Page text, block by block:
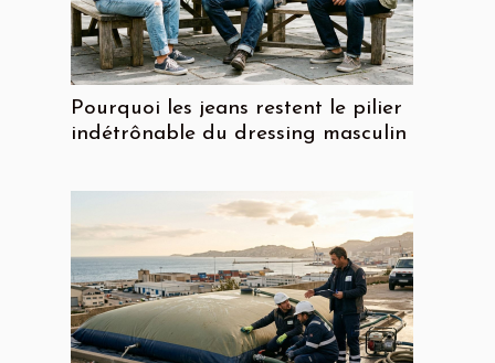
Pourquoi les jeans restent le pilier
indétrônable du dressing masculin